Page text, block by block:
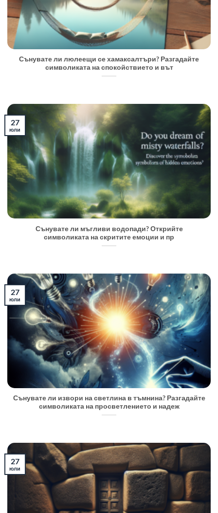
Сънувате ли люлеещи се хамаксалтъри? Разгадайте
символиката на спокойствието и вът
Сънувате ли мъгливи водопади? Открийте
символиката на скритите емоции и пр
27
юли
Сънувате ли извори на светлина в тъмнина? Разгадайте
символиката на просветлението и надеж
27
юли
27
юли